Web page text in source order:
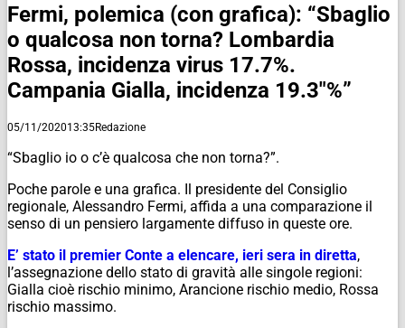
Fermi, polemica (con grafica): “Sbaglio
o qualcosa non torna? Lombardia
Rossa, incidenza virus 17.7%.
Campania Gialla, incidenza 19.3″%”
05/11/202013:35Redazione
“Sbaglio io o c’è qualcosa che non torna?”.
Poche parole e una grafica. Il presidente del Consiglio
regionale, Alessandro Fermi, affida a una comparazione il
senso di un pensiero largamente diffuso in queste ore.
E’ stato il premier Conte a elencare, ieri sera in diretta,
l’assegnazione dello stato di gravità alle singole regioni:
Gialla cioè rischio minimo, Arancione rischio medio, Rossa
rischio massimo.